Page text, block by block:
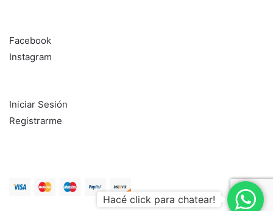
Facebook
Instagram
Iniciar Sesión
Registrarme
Hacé click para chatear!